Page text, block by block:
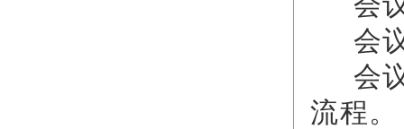
会议
会议
流程。